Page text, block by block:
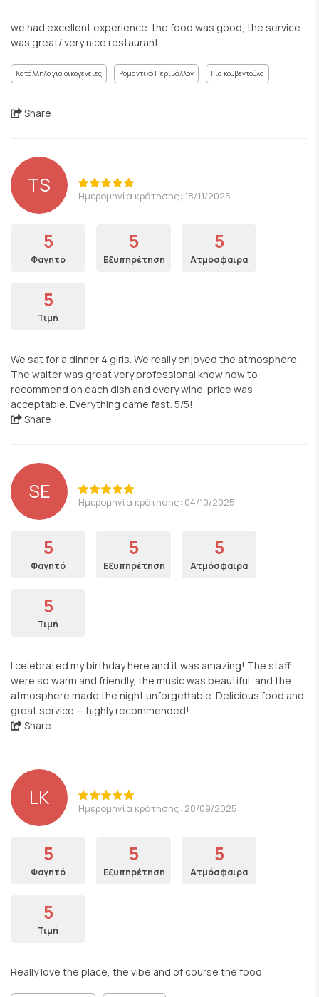
we had excellent experience. the food was good, the service
was great/ very nice restaurant
Κατάλληλο για οικογένειες Ρομαντικό Περιβάλλον Για κουβεντούλα
Share
TS Ημερομηνία κράτησης: 18/11/2025
5
Φαγητό
5
Εξυπηρέτηση
5
Ατμόσφαιρα
5
Τιμή
We sat for a dinner 4 girls. We really enjoyed the atmosphere.
The waiter was great very professional knew how to
recommend on each dish and every wine. price was
acceptable. Everything came fast. 5/5!
Share
SE Ημερομηνία κράτησης: 04/10/2025
5
Φαγητό
5
Εξυπηρέτηση
5
Ατμόσφαιρα
5
Τιμή
I celebrated my birthday here and it was amazing! The staff
were so warm and friendly, the music was beautiful, and the
atmosphere made the night unforgettable. Delicious food and
great service — highly recommended!
Share
LK Ημερομηνία κράτησης: 28/09/2025
5
Φαγητό
5
Εξυπηρέτηση
5
Ατμόσφαιρα
5
Τιμή
Really love the place, the vibe and of course the food.